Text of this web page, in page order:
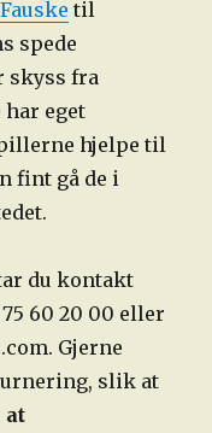
til
spede
skyss fra
eget
hjelpe til
fint gå de i
du kontakt
60 20 00 eller
Gjerne
slik at
at